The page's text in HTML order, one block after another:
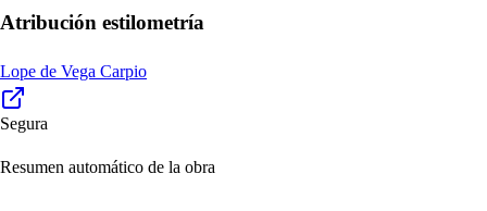
Atribución estilometría
Lope de Vega Carpio
Segura
Resumen automático de la obra